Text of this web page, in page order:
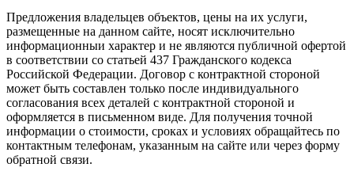
Предложения владельцев объектов, цены на их услуги,
размещенные на данном сайте, носят исключительно
информационныи характер и не являются публичной офертой
в соответствии со статьей 437 Гражданского кодекса
Российской Федерации. Договор с контрактной стороной
может быть составлен только после индивидуального
согласования всех деталей с контрактной стороной и
оформляется в письменном виде. Для получения точной
информации о стоимости, сроках и условиях обращайтесь по
контактным телефонам, указанным на сайте или через форму
обратной связи.